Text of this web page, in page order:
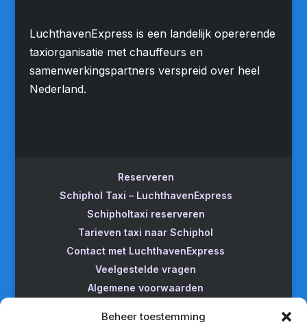
Beheer toestemming
LuchthavenExpress is een landelijk opererende
taxiorganisatie met chauffeurs en
samenwerkingspartners verspreid over heel
Nederland.
Reserveren
Schiphol Taxi – LuchthavenExpress
Schipholtaxi reserveren
Tarieven taxi naar Schiphol
Contact met LuchthavenExpress
Veelgestelde vragen
Algemene voorwaarden